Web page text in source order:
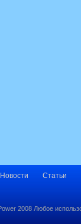
Новости Статьи
2008 Любое